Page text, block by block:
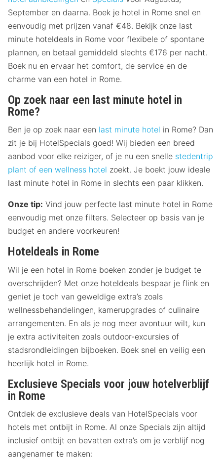
September en daarna. Boek je hotel in Rome snel en
eenvoudig met prijzen vanaf €48. Bekijk onze last
minute hoteldeals in Rome voor flexibele of spontane
plannen, en betaal gemiddeld slechts €176 per nacht.
Boek nu en ervaar het comfort, de service en de
charme van een hotel in Rome.
Op zoek naar een last minute hotel in
Rome?
Ben je op zoek naar een last minute hotel in Rome? Dan
zit je bij HotelSpecials goed! Wij bieden een breed
aanbod voor elke reiziger, of je nu een snelle stedentrip
plant of een wellness hotel zoekt. Je boekt jouw ideale
last minute hotel in Rome in slechts een paar klikken.
Onze tip: Vind jouw perfecte last minute hotel in Rome
eenvoudig met onze filters. Selecteer op basis van je
budget en andere voorkeuren!
Hoteldeals in Rome
Wil je een hotel in Rome boeken zonder je budget te
overschrijden? Met onze hoteldeals bespaar je flink en
geniet je toch van geweldige extra’s zoals
wellnessbehandelingen, kamerupgrades of culinaire
arrangementen. En als je nog meer avontuur wilt, kun
je extra activiteiten zoals outdoor-excursies of
stadsrondleidingen bijboeken. Boek snel en veilig een
heerlijk hotel in Rome.
Exclusieve Specials voor jouw hotelverblijf
in Rome
Ontdek de exclusieve deals van HotelSpecials voor
hotels met ontbijt in Rome. Al onze Specials zijn altijd
inclusief ontbijt en bevatten extra’s om je verblijf nog
aangenamer te maken: